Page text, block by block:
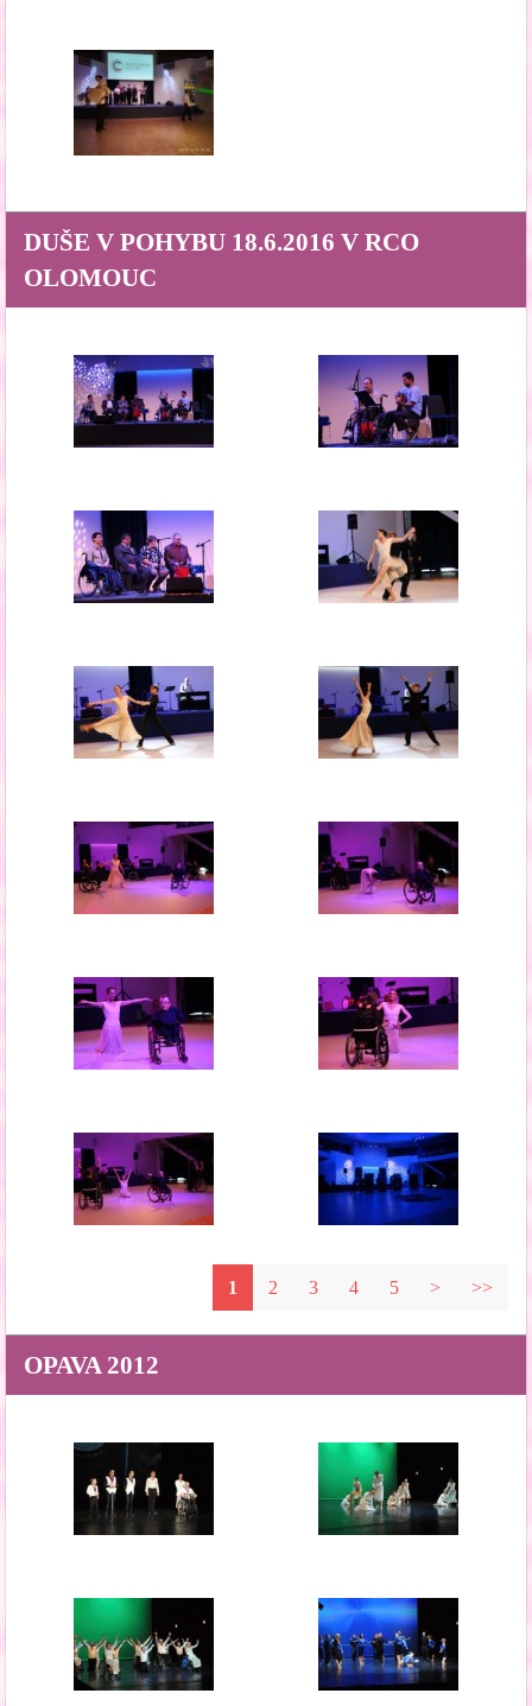
DUŠE V POHYBU 18.6.2016 V RCO
OLOMOUC
1 2 3 4 5 > >>
OPAVA 2012